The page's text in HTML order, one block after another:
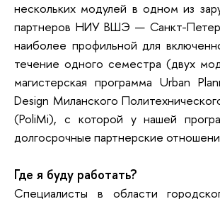
нескольких модулей в одном из
партнеров НИУ ВШЭ — Санкт-
наиболее профильной для
течение одного семестра (двух
магистерская программа Urban
Design Миланского
(PoliMi), с которой у нашей
долгосрочные партнерские
Где я буду работать?
Специалисты в области